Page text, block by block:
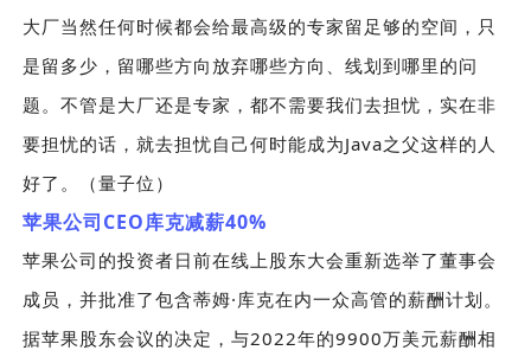
大厂当然任何时候都会给最高级的专家留足够的空间，只
是留多少，留哪些方向放弃哪些方向、线划到哪里的问
题。不管是大厂还是专家，都不需要我们去担忧，实在非
要担忧的话，就去担忧自己何时能成为Java之父这样的人
好了。（量子位）
苹果公司 CEO 库克减薪40%
苹果公司的投资者日前在线上股东大会重新选举了董事会
成员，并批准了包含蒂姆· 库克在内一众高管的薪酬计划。
据苹果股东会议的决定，与2022年的9900万美元薪酬相